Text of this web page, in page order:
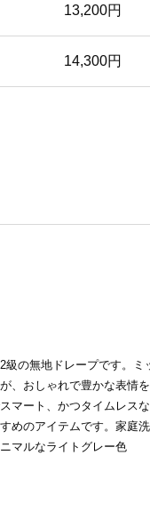
13,200円
14,300円
の無地ドレープです。ミ
、おしゃれで豊かな表情
マート、かつタイムレス
めのアイテムです。家庭
マルなライトグレー色